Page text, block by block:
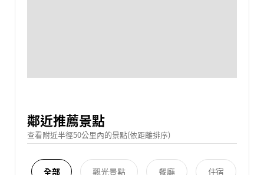
鄰近推薦景點
查看附近半徑50公里內的景點(依距離排序)
全部 觀光景點 餐廳 住宿